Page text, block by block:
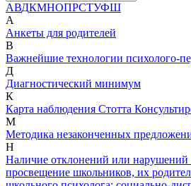
АВДКМНОПРСТУФШ
А
Анкеты для родителей
В
Важнейшие технологии психолого-
Д
Диагностический минимум
К
Карта наблюдения Стотта
М
Методика незаконченных
Н
Наличие отклонений или нарушений
просвещение школьников, их